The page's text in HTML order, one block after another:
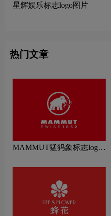
星辉娱乐标志logo图片
热门文章
MAMMUT猛犸象标志logo